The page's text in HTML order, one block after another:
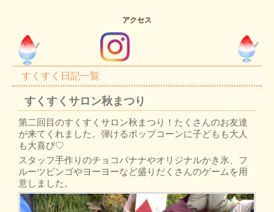
アクセス
すくすく日記一覧
すくすくサロン秋まつり
第二回目のすくすくサロン秋まつり！たくさんのお友達
が来てくれました。弾けるポップコーンに子どもも大人
も大喜び♡
スタッフ手作りのチョコバナナやオリジナルかき氷、フ
ルーツビンゴやヨーヨーなど盛りだくさんのゲームを用
意しました。